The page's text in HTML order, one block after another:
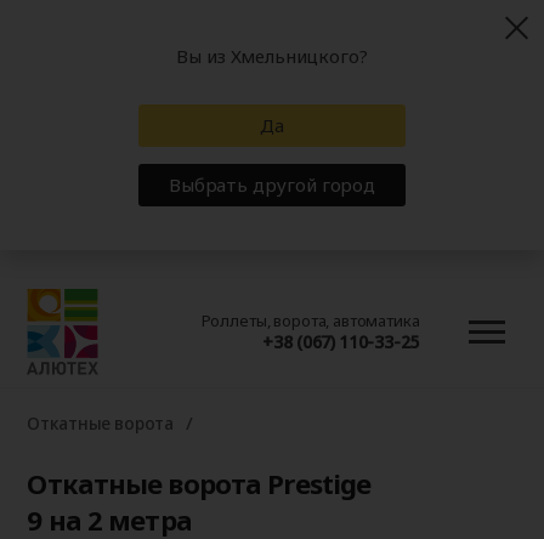
Роллеты, ворота, автоматика
+38 (067) 110-33-25
Откатные ворота
Откатные ворота Prestige
9 на 2 метра
Вы из Хмельницкого?
Да
Выбрать другой город